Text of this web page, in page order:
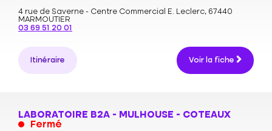
4 rue de Saverne - Centre Commercial E. Leclerc, 67440
MARMOUTIER
03 69 51 20 01
Itinéraire Voir la fiche
LABORATOIRE B2A - MULHOUSE - COTEAUX
Fermé